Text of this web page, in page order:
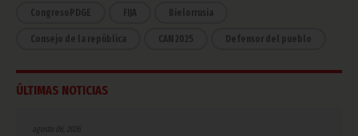
CongresoPDGE FIJA Bielorrusia
Consejo de la república CAN 2025 Defensor del pueblo
ÚLTIMAS NOTICIAS
agosto 06, 2026